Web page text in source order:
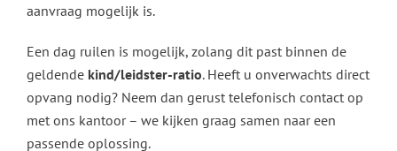
aanvraag mogelijk is.
Een dag ruilen is mogelijk, zolang dit past binnen de
geldende kind/leidster-ratio. Heeft u onverwachts direct
opvang nodig? Neem dan gerust telefonisch contact op
met ons kantoor – we kijken graag samen naar een
passende oplossing.